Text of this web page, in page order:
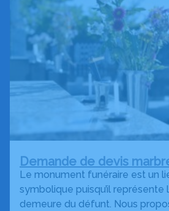
Demande de devis
Le monument funéraire est un
symbolique puisqu’il représente
demeure du défunt. Nous